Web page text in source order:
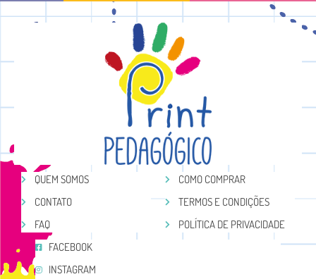
QUEM SOMOS
CONTATO
FAQ
COMO COMPRAR
TERMOS E CONDIÇÕES
POLÍTICA DE PRIVACIDADE
FACEBOOK
INSTAGRAM